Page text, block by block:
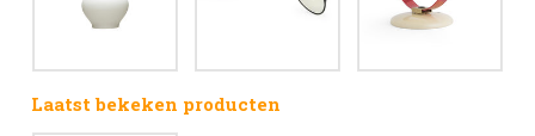
Laatst bekeken producten